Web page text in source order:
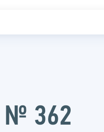
№ 362